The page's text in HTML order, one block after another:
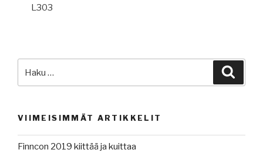
L303
VIIMEISIMMÄT ARTIKKELIT
Finncon 2019 kiittää ja kuittaa